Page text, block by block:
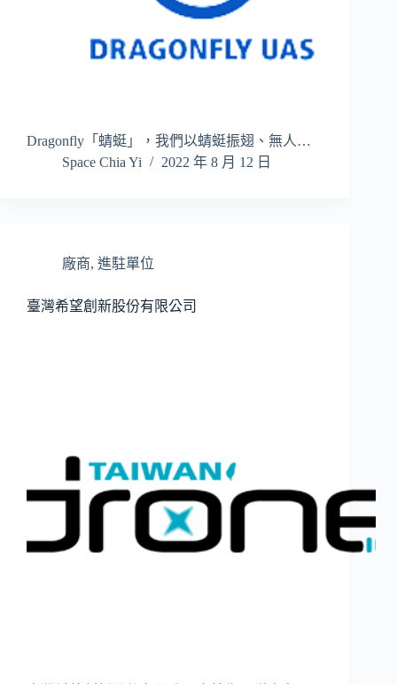
Dragonfly「蜻蜓」，我們以蜻蜓振翅、無人…
Space Chia Yi
2022 年 8 月 12 日
廠商, 進駐單位
臺灣希望創新股份有限公司